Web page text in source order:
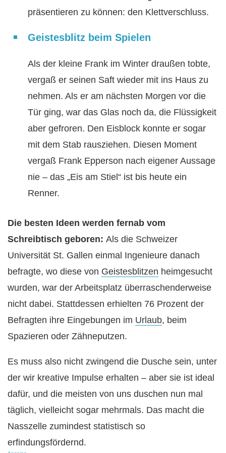
präsentieren zu können: den Klettverschluss.
Geistesblitz beim Spielen
Als der kleine Frank im Winter draußen tobte,
vergaß er seinen Saft wieder mit ins Haus zu
nehmen. Als er am nächsten Morgen vor die
Tür ging, war das Glas noch da, die Flüssigkeit
aber gefroren. Den Eisblock konnte er sogar
mit dem Stab rausziehen. Diesen Moment
vergaß Frank Epperson nach eigener Aussage
nie – das „Eis am Stiel“ ist bis heute ein
Renner.
Die besten Ideen werden fernab vom
Schreibtisch geboren: Als die Schweizer
Universität St. Gallen einmal Ingenieure danach
befragte, wo diese von Geistesblitzen heimgesucht
wurden, war der Arbeitsplatz überraschenderweise
nicht dabei. Stattdessen erhielten 76 Prozent der
Befragten ihre Eingebungen im Urlaub, beim
Spazieren oder Zähneputzen.
Es muss also nicht zwingend die Dusche sein, unter
der wir kreative Impulse erhalten – aber sie ist ideal
dafür, und die meisten von uns duschen nun mal
täglich, vielleicht sogar mehrmals. Das macht die
Nasszelle zumindest statistisch so
erfindungsfördernd.